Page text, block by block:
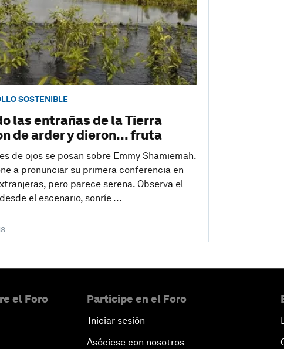
SOSTENIBLE
las entrañas de la Tierra
de arder y dieron... fruta
de ojos se posan sobre Emmy Shamiemah.
a pronunciar su primera conferencia en
pero parece serena. Observa el
el escenario, sonríe ...
el Foro Participe en el Foro
Iniciar sesión
Asóciese con nosotros